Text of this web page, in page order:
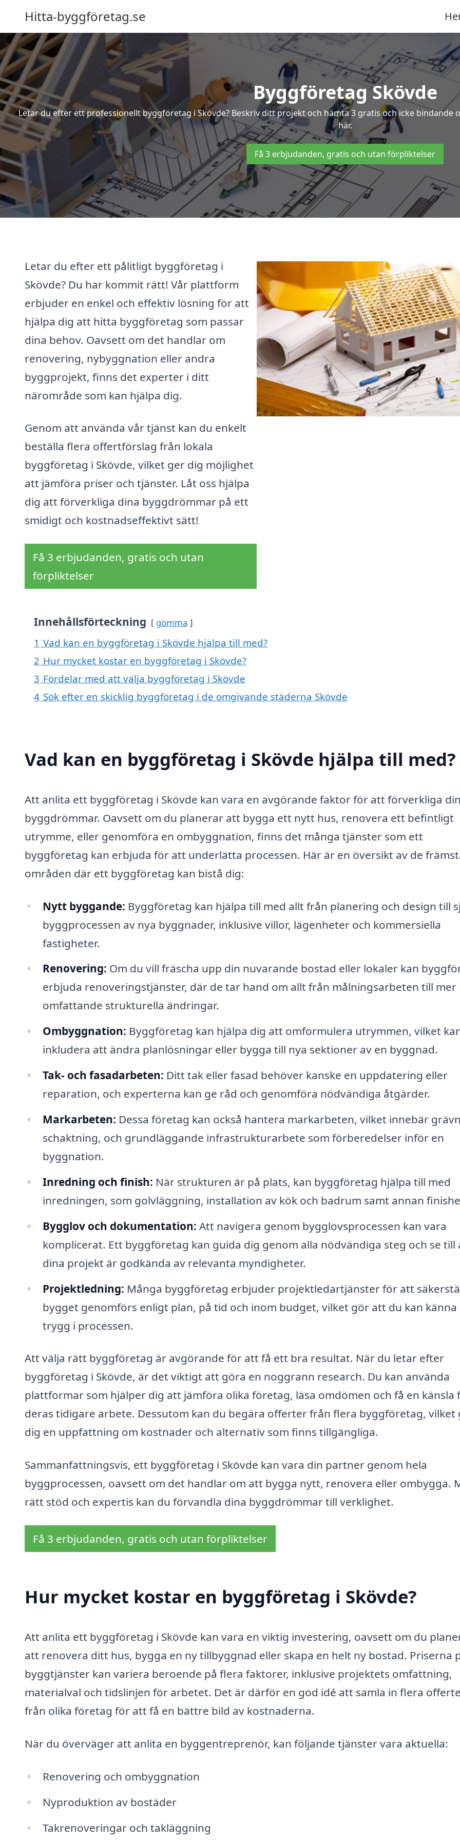
Hitta-byggföretag.se
Byggföretag Skövde
Letar du efter ett professionellt byggföretag i Skövde? Beskriv ditt projekt och hämta 3 gratis och icke
här.
Få 3 erbjudanden, gratis och utan förpliktelser
Letar du efter ett pålitligt byggföretag i
Skövde? Du har kommit rätt! Vår plattform
erbjuder en enkel och effektiv lösning för att
hjälpa dig att hitta byggföretag som passar
dina behov. Oavsett om det handlar om
renovering, nybyggnation eller andra
byggprojekt, finns det experter i ditt
närområde som kan hjälpa dig.
Genom att använda vår tjänst kan du enkelt
beställa flera offertförslag från lokala
byggföretag i Skövde, vilket ger dig möjlighet
att jämföra priser och tjänster. Låt oss hjälpa
dig att förverkliga dina byggdrömmar på ett
smidigt och kostnadseffektivt sätt!
Få 3 erbjudanden, gratis och utan
förpliktelser
Innehållsförteckning gömma
1 Vad kan en byggföretag i Skövde hjälpa till med?
2 Hur mycket kostar en byggföretag i Skövde?
3 Fördelar med att välja byggföretag i Skövde
4 Sök efter en skicklig byggföretag i de omgivande städerna Skövde
Vad kan en byggföretag i Skövde hjälpa till med?
Att anlita ett byggföretag i Skövde kan vara en avgörande faktor för att förverkliga
byggdrömmar. Oavsett om du planerar att bygga ett nytt hus, renovera ett befintligt
utrymme, eller genomföra en ombyggnation, finns det många tjänster som ett
byggföretag kan erbjuda för att underlätta processen. Här är en översikt av de
områden där ett byggföretag kan bistå dig:
Nytt byggande: Byggföretag kan hjälpa till med allt från planering och design till
byggprocessen av nya byggnader, inklusive villor, lägenheter och kommersiella
fastigheter.
Renovering: Om du vill fräscha upp din nuvarande bostad eller lokaler kan
erbjuda renoveringstjänster, där de tar hand om allt från målningsarbeten till mer
omfattande strukturella ändringar.
Ombyggnation: Byggföretag kan hjälpa dig att omformulera utrymmen, vilket
inkludera att ändra planlösningar eller bygga till nya sektioner av en byggnad.
Tak- och fasadarbeten: Ditt tak eller fasad behöver kanske en uppdatering eller
reparation, och experterna kan ge råd och genomföra nödvändiga åtgärder.
Markarbeten: Dessa företag kan också hantera markarbeten, vilket innebär
schaktning, och grundläggande infrastrukturarbete som förberedelser inför en
byggnation.
Inredning och finish: När strukturen är på plats, kan byggföretag hjälpa till med
inredningen, som golvläggning, installation av kök och badrum samt annan
Bygglov och dokumentation: Att navigera genom bygglovsprocessen kan vara
komplicerat. Ett byggföretag kan guida dig genom alla nödvändiga steg och se till
dina projekt är godkända av relevanta myndigheter.
Projektledning: Många byggföretag erbjuder projektledartjänster för att
bygget genomförs enligt plan, på tid och inom budget, vilket gör att du kan känna
trygg i processen.
Att välja rätt byggföretag är avgörande för att få ett bra resultat. När du letar efter
byggföretag i Skövde, är det viktigt att göra en noggrann research. Du kan använda
plattformar som hjälper dig att jämföra olika företag, läsa omdömen och få en känsla
deras tidigare arbete. Dessutom kan du begära offerter från flera byggföretag, vilket
dig en uppfattning om kostnader och alternativ som finns tillgängliga.
Sammanfattningsvis, ett byggföretag i Skövde kan vara din partner genom hela
byggprocessen, oavsett om det handlar om att bygga nytt, renovera eller ombygga.
rätt stöd och expertis kan du förvandla dina byggdrömmar till verklighet.
Få 3 erbjudanden, gratis och utan förpliktelser
Hur mycket kostar en byggföretag i Skövde?
Att anlita ett byggföretag i Skövde kan vara en viktig investering, oavsett om du
att renovera ditt hus, bygga en ny tillbyggnad eller skapa en helt ny bostad. Priserna
byggtjänster kan variera beroende på flera faktorer, inklusive projektets omfattning,
materialval och tidslinjen för arbetet. Det är därför en god idé att samla in flera
från olika företag för att få en bättre bild av kostnaderna.
När du överväger att anlita en byggentreprenör, kan följande tjänster vara aktuella:
Renovering och ombyggnation
Nyproduktion av bostäder
Takrenoveringar och takläggning